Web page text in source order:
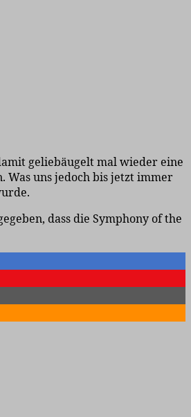
geliebäugelt mal wieder eine
uns jedoch bis jetzt immer
dass die Symphony of the